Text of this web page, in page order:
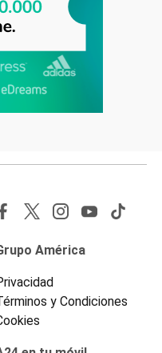
América
y Condiciones